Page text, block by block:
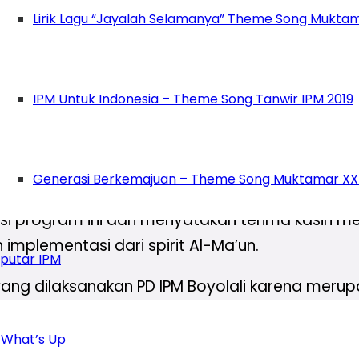
Lirik Lagu “Jayalah Selamanya” Theme Song
IPM Untuk Indonesia – Theme Song Tanwir IPM 2019
Generasi Berkemajuan – Theme Song Muktamar
IPM
What’s Up
yang mereka lakukan untuk mencapai
umur orang-orang baik, semangat
itu,” tambahnya.
menyampaikan bahwa hatinya
Amal Usaha Muhammadiyah di bagian
program ini dan menyatakan terima kasih
dari spirit Al-Ma’un.
dilaksanakan PD IPM Boyolali karena
Muslim. Seperti Ahmad Dahlan (spirit Al-
momentum untuk menghidupi